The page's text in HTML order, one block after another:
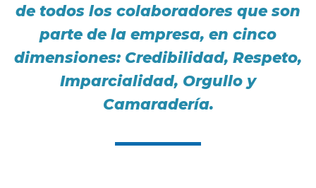
de todos los colaboradores que son
parte de la empresa, en cinco
dimensiones: Credibilidad, Respeto,
Imparcialidad, Orgullo y
Camaradería.